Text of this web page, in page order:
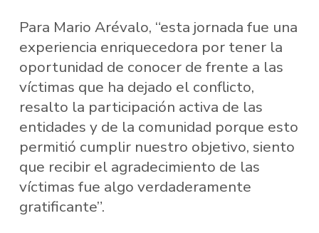
Para Mario Arévalo, “esta jornada fue una
experiencia enriquecedora por tener la
oportunidad de conocer de frente a las
víctimas que ha dejado el conflicto,
resalto la participación activa de las
entidades y de la comunidad porque esto
permitió cumplir nuestro objetivo, siento
que recibir el agradecimiento de las
víctimas fue algo verdaderamente
gratificante”.